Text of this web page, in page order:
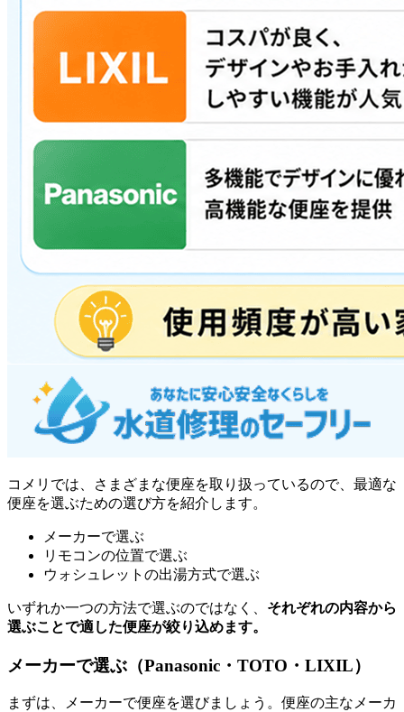
コメリでは、さまざまな便座を取り扱っているので、最適な
便座を選ぶための選び方を紹介します。
メーカーで選ぶ
リモコンの位置で選ぶ
ウォシュレットの出湯方式で選ぶ
いずれか一つの方法で選ぶのではなく、 それぞれの内容から
選ぶことで適した便座が絞り込めます。
メーカーで選ぶ（Panasonic・TOTO・LIXIL）
まずは、メーカーで便座を選びましょう。便座の主なメーカ